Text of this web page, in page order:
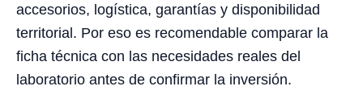
accesorios, logística, garantías y disponibilidad
territorial. Por eso es recomendable comparar la
ficha técnica con las necesidades reales del
laboratorio antes de confirmar la inversión.